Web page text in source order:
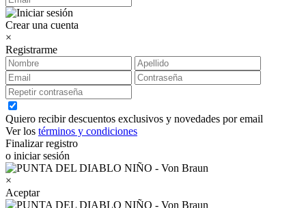
Crear una cuenta
×
Registrarme
Quiero recibir descuentos exclusivos y novedades por email
Ver los términos y condiciones
Finalizar registro
o iniciar sesión
×
Aceptar